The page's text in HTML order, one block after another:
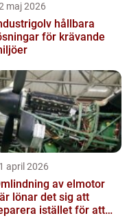
maj 2026
hållbara
för krävande
april 2026
av elmotor
lönar det sig att
istället för att